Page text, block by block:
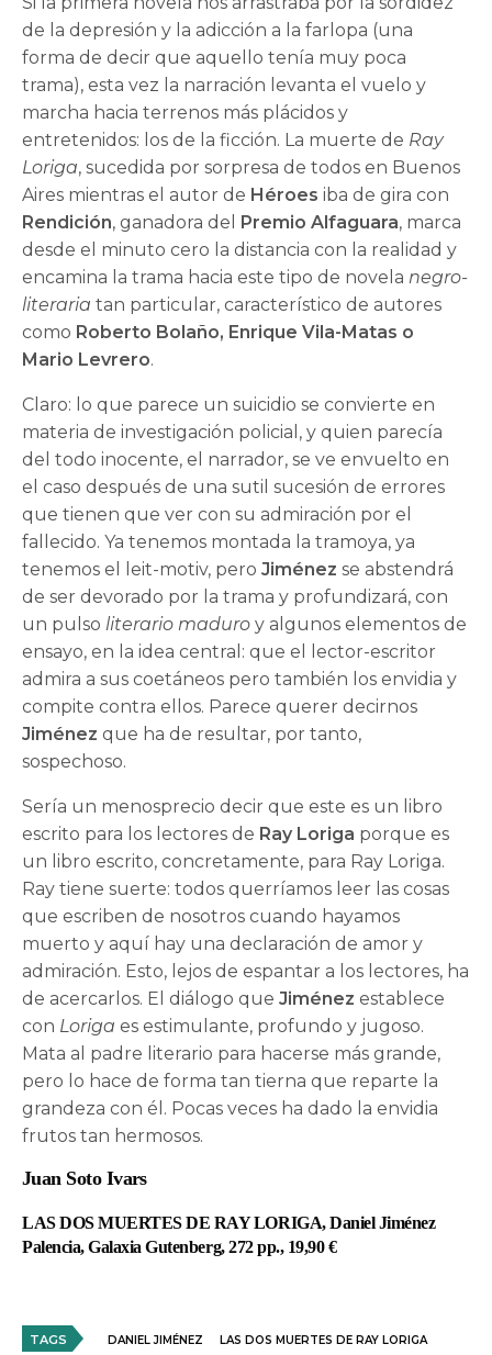
de la depresión y la adicción a la farlopa (una
forma de decir que aquello tenía muy poca
trama), esta vez la narración levanta el vuelo y
marcha hacia terrenos más plácidos y
entretenidos: los de la ficción. La muerte de Ray
Loriga, sucedida por sorpresa de todos en Buenos
Aires mientras el autor de Héroes iba de gira con
Rendición, ganadora del Premio Alfaguara, marca
desde el minuto cero la distancia con la realidad y
encamina la trama hacia este tipo de novela negro-
literaria tan particular, característico de autores
como Roberto Bolaño, Enrique Vila-Matas o
Mario Levrero.
Claro: lo que parece un suicidio se convierte en
materia de investigación policial, y quien parecía
del todo inocente, el narrador, se ve envuelto en
el caso después de una sutil sucesión de errores
que tienen que ver con su admiración por el
fallecido. Ya tenemos montada la tramoya, ya
tenemos el leit-motiv, peroJiménez se abstendrá
de ser devorado por la trama y profundizará, con
un pulso literario maduro y algunos elementos de
ensayo, en la idea central: que el lector-escritor
admira a sus coetáneos pero también los envidia y
compite contra ellos. Parece querer decirnos
Jiménez que ha de resultar, por tanto,
sospechoso.
Sería un menosprecio decir que este es un libro
escrito para los lectores de Ray Loriga porque es
un libro escrito, concretamente, para Ray Loriga.
Ray tiene suerte: todos querríamos leer las cosas
que escriben de nosotros cuando hayamos
muerto y aquí hay una declaración de amor y
admiración. Esto, lejos de espantar a los lectores, ha
de acercarlos. El diálogo queJiménez establece
con Loriga es estimulante, profundo y jugoso.
Mata al padre literario para hacerse más grande,
pero lo hace de forma tan tierna que reparte la
grandeza con él. Pocas veces ha dado la envidia
frutos tan hermosos.
Juan Soto Ivars
LAS DOS MUERTES DE RAY LORIGA, Daniel Jiménez
Palencia, Galaxia Gutenberg, 272 pp., 19,90 €
TAGS DANIEL JIMÉNEZ LAS DOS MUERTES DE RAY LORIGA